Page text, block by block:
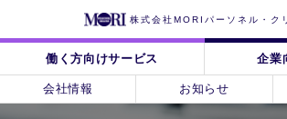
株式会社MORIパーソネル・ク
働く方向けサービス 企業
会社情報 お知らせ